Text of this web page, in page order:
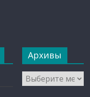
Архивы
Архивы